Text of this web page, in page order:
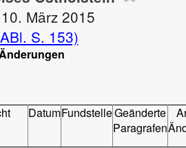
März 2015
S. 153)
DatumFundstelleGeänderte
Paragrafen